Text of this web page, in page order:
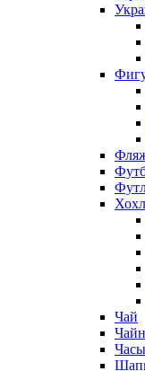
Чай
Часы